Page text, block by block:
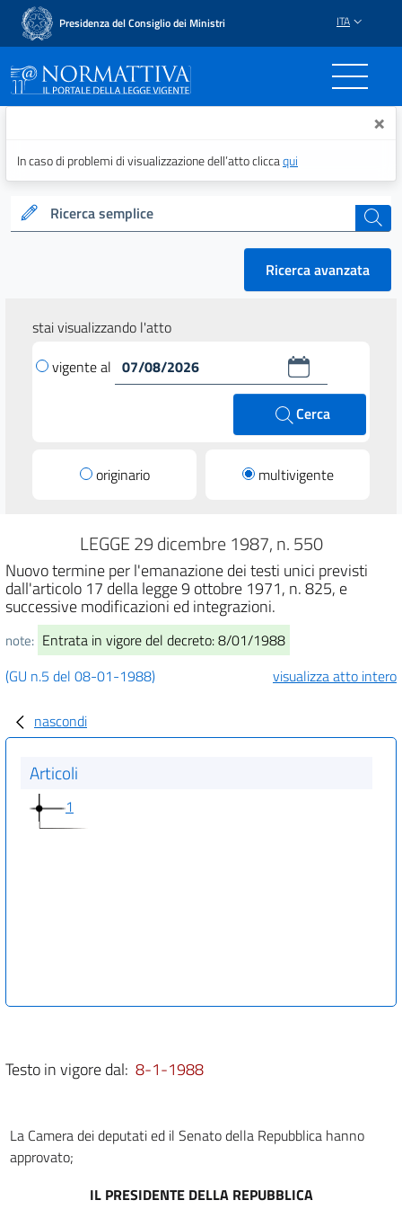
Presidenza del Consiglio dei Ministri ITA
Normattiva - Il portale ×
In caso di problemi di visualizzazione dell’atto cliccaqui
Ricerca semplice cerca
Ricerca avanzata
stai visualizzando l'atto
vigente al
Cerca
originario multivigente
LEGGE 29 dicembre 1987, n. 550
Nuovo termine per l'emanazione dei testi unici previsti
dall'articolo 17 della legge 9 ottobre 1971, n. 825, e
successive modificazioni ed integrazioni.
note: Entrata in vigore del decreto: 8/01/1988
(GU n.5 del 08-01-1988)
visualizza atto intero
nascondi
Articoli
1
Testo in vigore dal: 8-1-1988
La Camera dei deputati ed il Senato della Repubblica hanno
approvato;
IL PRESIDENTE DELLA REPUBBLICA